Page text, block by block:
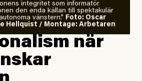
integritet som informatör
den enda källan till spektakulär
vänstern.” Foto: Oscar
Hellquist / Montage: Arbetaren
när